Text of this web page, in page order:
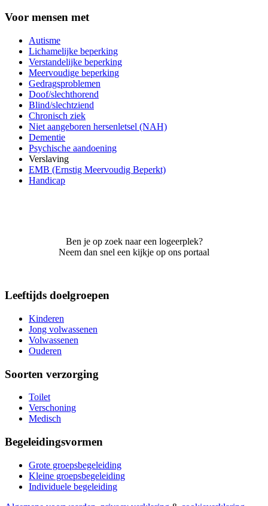
Voor mensen met
Autisme
Lichamelijke beperking
Verstandelijke beperking
Meervoudige beperking
Gedragsproblemen
Doof/slechthorend
Blind/slechtziend
Chronisch ziek
Niet aangeboren hersenletsel (NAH)
Dementie
Psychische aandoening
Verslaving
EMB (Ernstig Meervoudig Beperkt)
Handicap
Ben je op zoek naar een logeerplek?
Neem dan snel een kijkje op ons portaal
Leeftijds doelgroepen
Kinderen
Jong volwassenen
Volwassenen
Ouderen
Soorten verzorging
Toilet
Verschoning
Medisch
Begeleidingsvormen
Grote groepsbegeleiding
Kleine groepsbegeleiding
Individuele begeleiding